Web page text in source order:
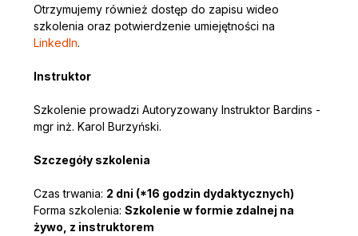
Otrzymujemy również dostęp do zapisu wideo
szkolenia oraz potwierdzenie umiejętności na
LinkedIn.
Instruktor
Szkolenie prowadzi Autoryzowany Instruktor Bardins -
mgr inż. Karol Burzyński.
Szczegóły szkolenia
Czas trwania: 2 dni (*16 godzin dydaktycznych)
Forma szkolenia: Szkolenie w formie zdalnej na
żywo, z instruktorem